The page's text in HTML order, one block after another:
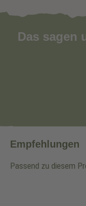
Das sagen
Empfehlungen
Passend zu diesem